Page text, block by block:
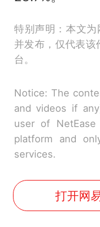
特别声明：本文为
并发布，仅代表
台。
Notice: The
and videos if
user of
platform and
services.
打开网